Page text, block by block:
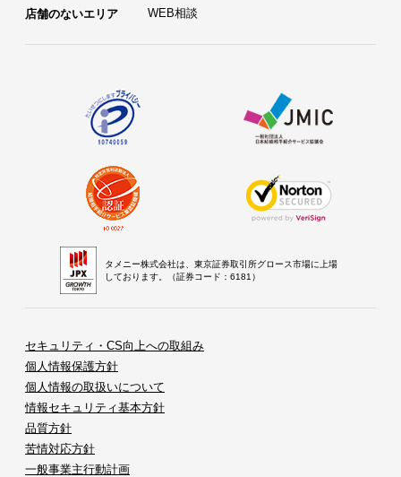
店舗のないエリア
WEB相談
タメニー株式会社は、東京証券取引所グロース市場に上場
しております。（証券コード：6181）
セキュリティ・CS向上への取組み
個人情報保護方針
個人情報の取扱いについて
情報セキュリティ基本方針
品質方針
苦情対応方針
一般事業主行動計画